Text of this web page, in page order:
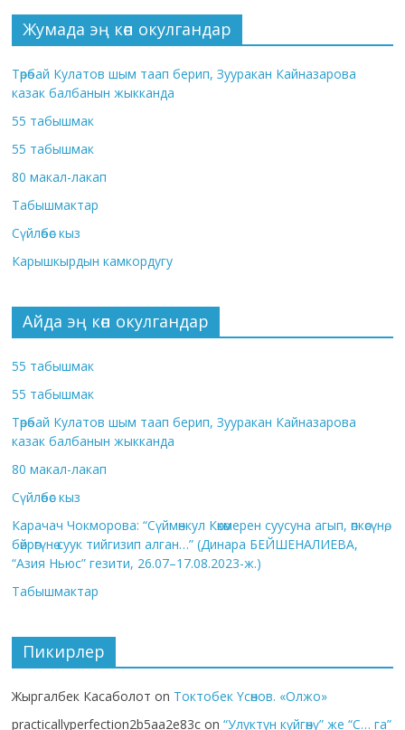
Жумада эң көп окулгандар
Төрөбай Кулатов шым таап берип, Зууракан Кайназарова
казак балбанын жыкканда
55 табышмак
55 табышмак
80 макал-лакап
Табышмактар
Сүйлөбөс кыз
Карышкырдын камкордугу
Айда эң көп окулгандар
55 табышмак
55 табышмак
Төрөбай Кулатов шым таап берип, Зууракан Кайназарова
казак балбанын жыкканда
80 макал-лакап
Сүйлөбөс кыз
Карачач Чокморова: “Сүймөнкул Көкөмерен суусуна агып, өпкөсүнө,
бөйрөгүнө суук тийгизип алган…” (Динара БЕЙШЕНАЛИЕВА,
“Азия Ньюс” гезити, 26.07–17.08.2023-ж.)
Табышмактар
Пикирлер
Жыргалбек Касаболот on Токтобек Үсөнов. «Олжо»
practicallyperfection2b5aa2e83c on“Улуктун күйгөнү” же “С… га”